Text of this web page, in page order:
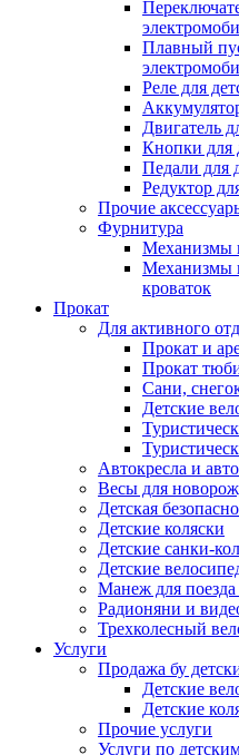
Плавный
Реле для
Двигатель
Кнопки для
Педали для
Редуктор
Прочие
Фурнитура
Механизмы
Механизмы
кроваток
Прокат
Для активного
Прокат и
Прокат
Сани,
Детские
Автокресла и
Весы для
Детская
Детские коляски
Детские санки-
Детские
Манеж для
Радионяни и
Трехколесный
Услуги
Продажа бу
Детские
Детские
Прочие услуги
Услуги по